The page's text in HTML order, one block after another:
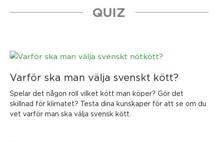
QUIZ
Varför ska man välja svenskt kött?
Spelar det någon roll vilket kött man köper? Gör det
skillnad för klimatet? Testa dina kunskaper för att se om du
vet varför man ska välja svensk kött.